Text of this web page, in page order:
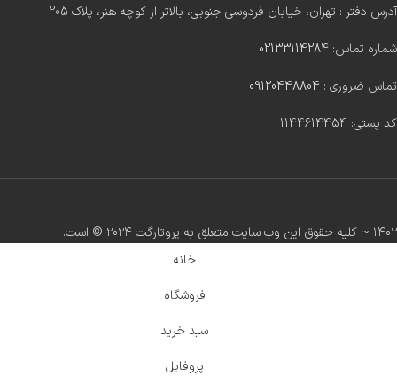
آدرس دفتر : تهران، خیابان فردوسی جنوبی، بالاتر از کوچه هنر، پلاک 205
شماره تماس: 02133114284
تماس ضروری : 09120448804
کد پستی: 1144614454
۱۴۰۲ ~ کلیه حقوق این وب سایت متعلق به پروتارگت ۲۰۲۴ ©️ است.
خانه
فروشگاه
سبد خرید
پروفایل